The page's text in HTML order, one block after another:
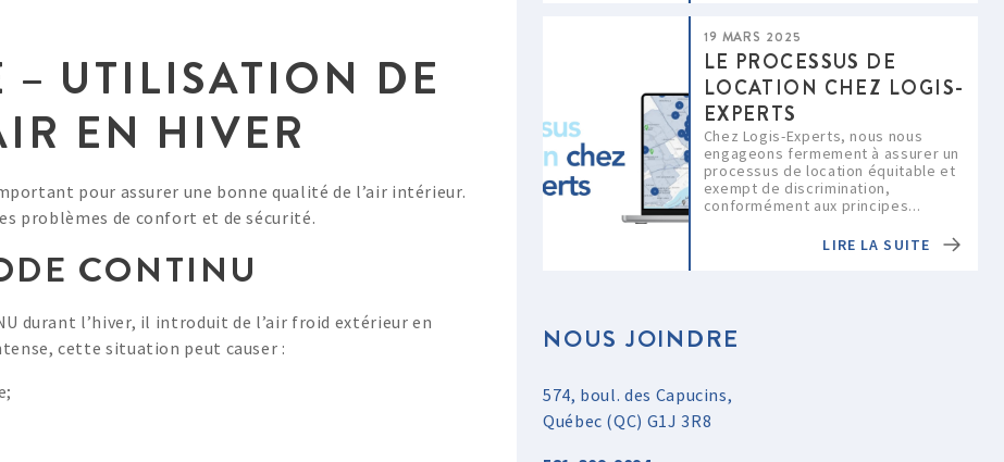
UTILISATION DE
EN HIVER
pour assurer une bonne qualité de l’air intérieur.
problèmes de confort et de sécurité.
CONTINU
durant l’hiver, il introduit de l’air froid extérieur en
cette situation peut causer :
19 MARS 2025
LE PROCESSUS DE
LOCATION CHEZ LOGIS-
EXPERTS
Chez Logis-Experts, nous nous
engageons fermement à assurer un
processus de location équitable et
exempt de discrimination,
conformément aux principes...
LIRE LA SUITE
NOUS JOINDRE
574, boul. des Capucins,
Québec (QC) G1J 3R8